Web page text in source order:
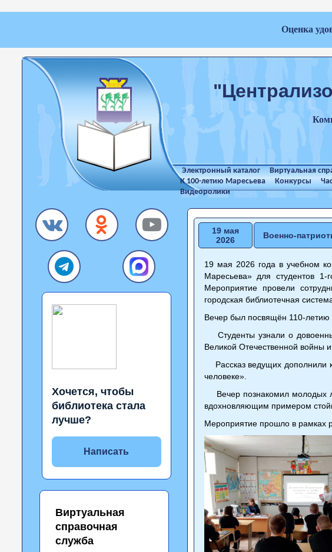
Оценка
Электронный каталог Виртуальная
К 100-летию Маресьева
Конкурсы
Видеоролики
Хочется, чтобы
библиотека стала
лучше?
Написать
Виртуальная
справочная
служба
19 мая
2026
Военно-
19 мая 2026 года в учебном
Маресьева» для студентов 1-
Мероприятие провели
городская библиотечная
Вечер был посвящён 110-летию
Студенты узнали о
Великой Отечественной войны
Рассказ ведущих дополнили
человеке».
Вечер познакомил молодых
вдохновляющим примером
Мероприятие прошло в рамках